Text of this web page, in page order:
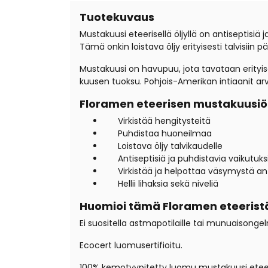
Tuotekuvaus
Mustakuusi eteerisellä öljyllä on antiseptisiä
Tämä onkin loistava öljy erityisesti talvisiin
Mustakuusi on havupuu, jota tavataan
kuusen tuoksu. Pohjois-Amerikan intiaanit
Floramen eteerisen
Virkistää hengitysteitä
Puhdistaa huoneilmaa
Loistava öljy talvikaudelle
Antiseptisiä ja puhdistavia
Virkistää ja helpottaa väsymystä
Hellii lihaksia sekä niveliä
Huomioi tämä Floramen
Ei suositella astmapotilaille tai
Ecocert luomusertifioitu.